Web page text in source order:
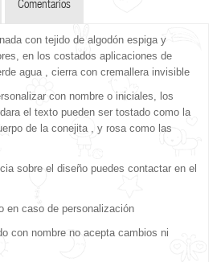
Comentarios
con tejido de algodón espiga y
en los costados aplicaciones de
agua , cierra con cremallera invisible
con nombre o iniciales, los
el texto pueden ser tostado como la
de la conejita , y rosa como las
sobre el diseño puedes contactar en el
en caso de personalización
con nombre no acepta cambios ni